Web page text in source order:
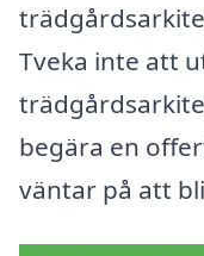
Tveka inte att
begära en
väntar på att